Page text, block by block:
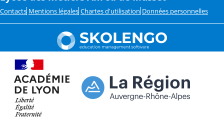
Contacts Mentions légales Chartes d'utilisation Données personnelles